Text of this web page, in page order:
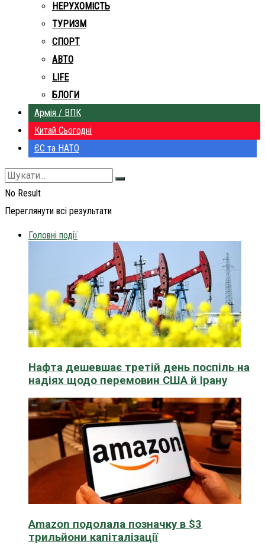
НЕРУХОМІСТЬ
ТУРИЗМ
СПОРТ
АВТО
LIFE
БЛОГИ
Армія / ВПК
Китай Сьогодні
ЄС та НАТО
No Result
Переглянути всі результати
Головні події
Нафта дешевшає третій день поспіль на
надіях щодо перемовин США й Ірану
Amazon подолала позначку в $3
трильйони капіталізації